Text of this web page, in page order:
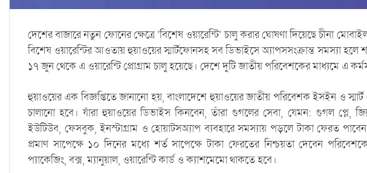
দেশের বাজারে নতুন ফোনের ক্ষেত্রে ‘বিশেষ ওয়ারেন্টি’ চালু করার ঘোষণা দিয়েছে চীনা
বিশেষ ওয়ারেন্টির আওতায় হুয়াওয়ের স্মার্টফোনসহ সব ডিভাইসে অ্যাপসসংক্রান্ত সমস্যা হলে
১৭ জুন থেকে এ ওয়ারেন্টি প্রোগ্রাম চালু হয়েছে। দেশে দুটি জাতীয় পরিবেশকের মাধ্যমে এ
হুয়াওয়ের এক বিজ্ঞপ্তিতে জানানো হয়, বাংলাদেশে হুয়াওয়ের জাতীয় পরিবেশক ইসইন ও স্মার্ট
চালানো হবে। যাঁরা হুয়াওয়ের ডিভাইস কিনবেন, তাঁরা গুগলের সেবা, যেমন: গুগল প্লে,
ইউটিউব, ফেসবুক, ইনস্টাগ্রাম ও হোয়াটসঅ্যাপ ব্যবহারে সমস্যায় পড়লে টাকা ফেরত
প্রমাণ সাপেক্ষে ১০ দিনের মধ্যে শর্ত সাপেক্ষে টাকা ফেরতের নিশ্চয়তা দেবেন
প্যাকেজিং, বক্স, ম্যানুয়াল, ওয়ারেন্টি কার্ড ও ক্যাশমেমো থাকতে হবে।